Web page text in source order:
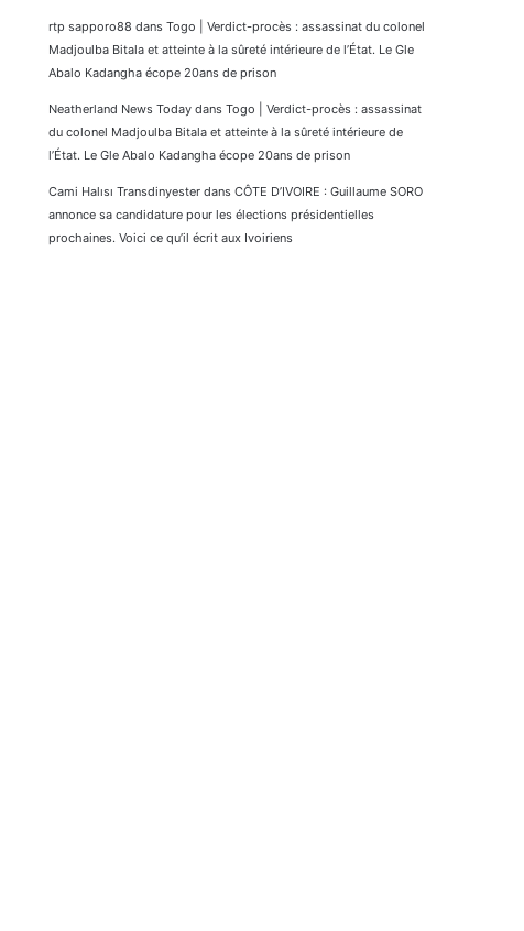
rtp sapporo88 dans Togo | Verdict-procès : assassinat du colonel
Madjoulba Bitala et atteinte à la sûreté intérieure de l’État. Le Gle
Abalo Kadangha écope 20ans de prison
Neatherland News Today dans Togo | Verdict-procès : assassinat
du colonel Madjoulba Bitala et atteinte à la sûreté intérieure de
l’État. Le Gle Abalo Kadangha écope 20ans de prison
Cami Halısı Transdinyester dans CÔTE D’IVOIRE : Guillaume SORO
annonce sa candidature pour les élections présidentielles
prochaines. Voici ce qu’il écrit aux Ivoiriens